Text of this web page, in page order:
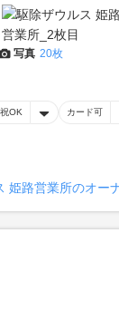
写真 20枚
OK カード可
姫路営業所のオー